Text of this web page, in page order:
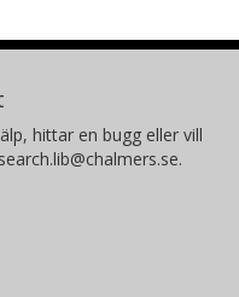
hittar en bugg eller vill